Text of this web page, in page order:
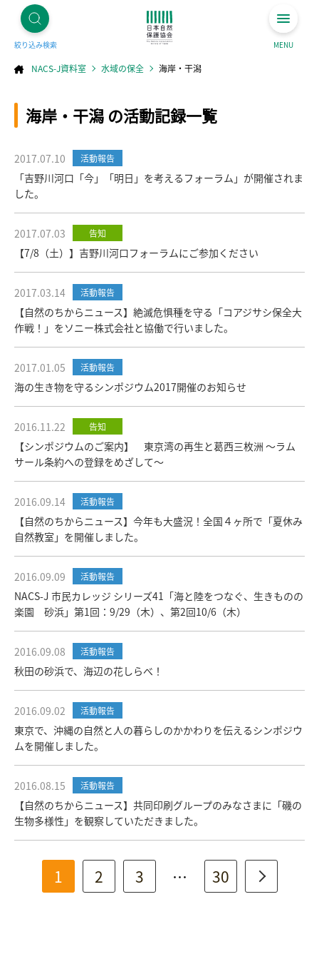
絞り込み検索 MENU
NACS-J資料室 水域の保全 海岸・干潟
海岸・干潟 の活動記録一覧
2017.07.10 活動報告
「吉野川河口「今」「明日」を考えるフォーラム」が開催されま
した。
2017.07.03 告知
【7/8（土）】吉野川河口フォーラムにご参加ください
2017.03.14 活動報告
【自然のちからニュース】絶滅危惧種を守る「コアジサシ保全大
作戦！」をソニー株式会社と協働で行いました。
2017.01.05 活動報告
海の生き物を守るシンポジウム2017開催のお知らせ
2016.11.22 告知
【シンポジウムのご案内】 東京湾の再生と葛西三枚洲 ～ラム
サール条約への登録をめざして～
2016.09.14 活動報告
【自然のちからニュース】今年も大盛況！全国４ヶ所で「夏休み
自然教室」を開催しました。
2016.09.09 活動報告
NACS-J 市民カレッジ シリーズ41「海と陸をつなぐ、生きものの
楽園 砂浜」第1回：9/29（木）、第2回10/6（木）
2016.09.08 活動報告
秋田の砂浜で、海辺の花しらべ！
2016.09.02 活動報告
東京で、沖縄の自然と人の暮らしのかかわりを伝えるシンポジウ
ムを開催しました。
2016.08.15 活動報告
【自然のちからニュース】共同印刷グループのみなさまに「磯の
生物多様性」を観察していただきました。
1 2 3 … 30